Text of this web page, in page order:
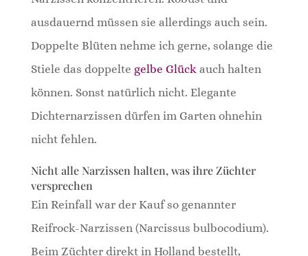
ausdauernd müssen sie allerdings auch sein.
Doppelte Blüten nehme ich gerne, solange die
Stiele das doppelte gelbe Glück auch halten
können. Sonst natürlich nicht. Elegante
Dichternarzissen dürfen im Garten ohnehin
nicht fehlen.
Nicht alle Narzissen halten, was ihre Züchter
versprechen
Ein Reinfall war der Kauf so genannter
Reifrock-Narzissen (Narcissus bulbocodium).
Beim Züchter direkt in Holland bestellt,